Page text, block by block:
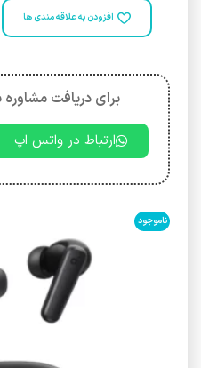
افزودن به علاقه مندی ها
برای دریافت مشاوره
ارتباط در واتس اپ
ناموجود